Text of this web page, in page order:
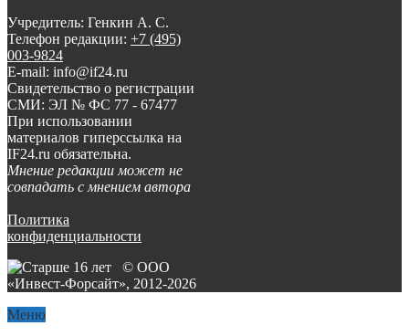
Учредитель: Генкин А. С.
Телефон редакции: +7 (495)
003-9824
E-mail: info@if24.ru
Свидетельство о регистрации
СМИ: ЭЛ № ФС 77 - 67477
При использовании
материалов гиперссылка на
IF24.ru обязательна.
Мнение редакции может не
совпадать с мнением автора
Политика
конфиденциальности
© ООО
«Инвест-Форсайт», 2012-2026
Меню